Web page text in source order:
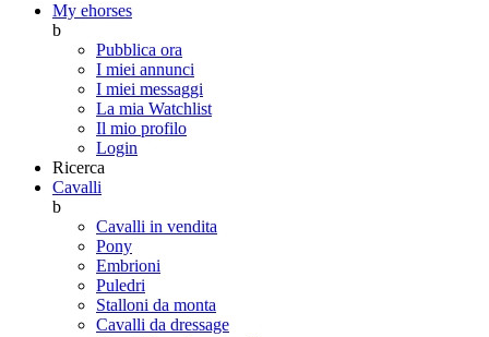
My ehorses
b
Pubblica ora
I miei annunci
I miei messaggi
La mia Watchlist
Il mio profilo
Login
Ricerca
Cavalli
b
Cavalli in vendita
Pony
Embrioni
Puledri
Stalloni da monta
Cavalli da dressage